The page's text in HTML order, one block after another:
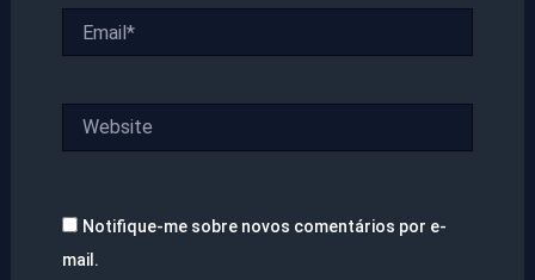
Notifique-me sobre novos comentários por e-
mail.